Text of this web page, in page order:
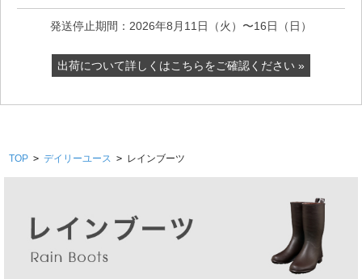
発送停止期間：2026年8月11日（火）〜16日（日）
出荷について詳しくはこちらをご確認ください »
TOP > デイリーユース > レインブーツ